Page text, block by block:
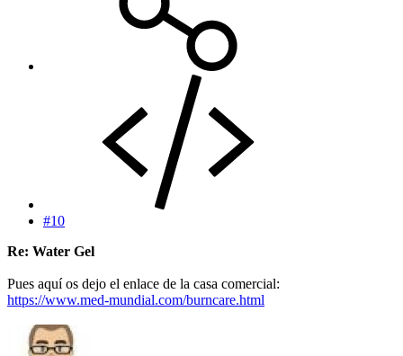
#10
Re: Water Gel
Pues aquí os dejo el enlace de la casa comercial:
https://www.med-mundial.com/burncare.html